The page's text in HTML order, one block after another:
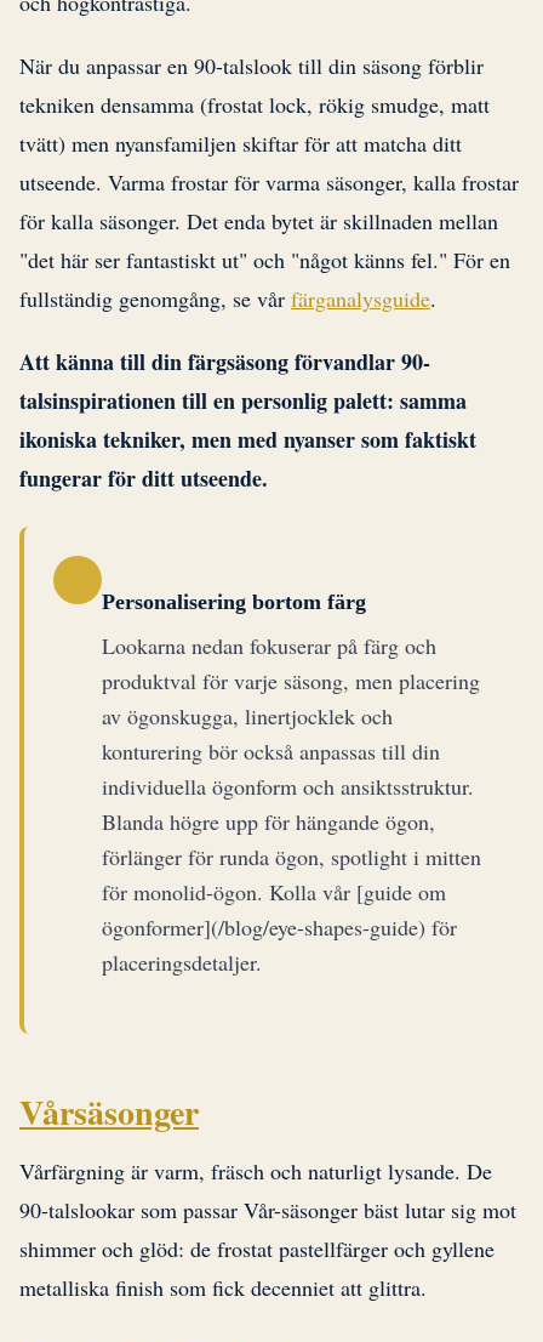
När du anpassar en 90-talslook till din säsong förblir
tekniken densamma (frostat lock, rökig smudge, matt
tvätt) men nyansfamiljen skiftar för att matcha ditt
utseende. Varma frostar för varma säsonger, kalla frostar
för kalla säsonger. Det enda bytet är skillnaden mellan
"det här ser fantastiskt ut" och "något känns fel." För en
fullständig genomgång, se vår färganalysguide.
Att känna till din färgsäsong förvandlar 90-
talsinspirationen till en personlig palett: samma
ikoniska tekniker, men med nyanser som faktiskt
fungerar för ditt utseende.
Personalisering bortom färg
Lookarna nedan fokuserar på färg och
produktval för varje säsong, men placering
av ögonskugga, linertjocklek och
konturering bör också anpassas till din
individuella ögonform och ansiktsstruktur.
Blanda högre upp för hängande ögon,
förlänger för runda ögon, spotlight i mitten
för monolid-ögon. Kolla vår [guide om
ögonformer](/blog/eye-shapes-guide) för
placeringsdetaljer.
Vårsäsonger
Vårfärgning är varm, fräsch och naturligt lysande. De
90-talslookar som passar Vår-säsonger bäst lutar sig mot
shimmer och glöd: de frostat pastellfärger och gyllene
metalliska finish som fick decenniet att glittra.